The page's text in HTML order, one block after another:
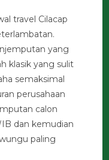
travel Cilacap
yang
klasik yang sulit
semaksimal
perusahaan
calon
dan kemudian
paling